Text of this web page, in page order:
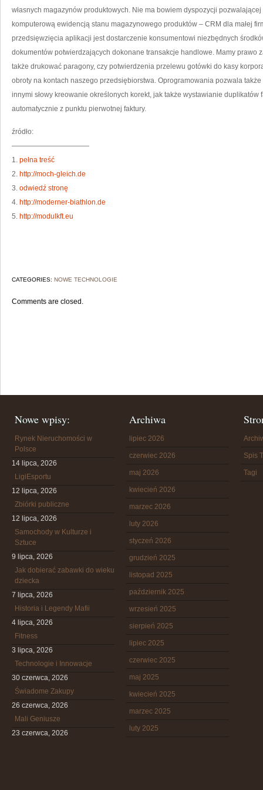
własnych magazynów produktowych. Nie ma bowiem dyspozycji
komputerową ewidencją stanu magazynowego produktów – CRM dla małej
przedsięwzięcia aplikacji jest dostarczenie konsumentowi niezbędnych
dokumentów potwierdzających dokonane transakcje handlowe. Mamy prawo
także drukować paragony, czy potwierdzenia przelewu gotówki do kasy
obroty na kontach naszego przedsiębiorstwa. Oprogramowania pozwala
innymi słowy kreowanie określonych korekt, jak także wystawianie duplikatów
automatycznie z punktu pierwotnej faktury.
źródło:
———————————
1. pełna treść
2. http://moch-gleich.de
3. odwiedź stronę
4. http://moderner-biathlon.de
5. http://modulkft.eu
CATEGORIES: NOWE TECHNOLOGIE
Comments are closed.
Nowe wpisy:
Rynek Nieruchomości w
Polsce
14 lipca, 2026
LigiEsportu
12 lipca, 2026
Zbiórki publiczne
12 lipca, 2026
Samochody w Kulturze i
Sztuce
9 lipca, 2026
Jak dobierać zabawki do wieku
dziecka
7 lipca, 2026
Historia i Legendy Mafii
4 lipca, 2026
Fitness
3 lipca, 2026
Technologie i Innowacje
30 czerwca, 2026
Świadome Zakupy
26 czerwca, 2026
Mali Geniusze
23 czerwca, 2026
Archiwa
lipiec 2026
czerwiec 2026
maj 2026
kwiecień 2026
marzec 2026
luty 2026
styczeń 2026
grudzień 2025
listopad 2025
październik 2025
wrzesień 2025
sierpień 2025
lipiec 2025
czerwiec 2025
maj 2025
kwiecień 2025
marzec 2025
luty 2025
Spis
Tagi